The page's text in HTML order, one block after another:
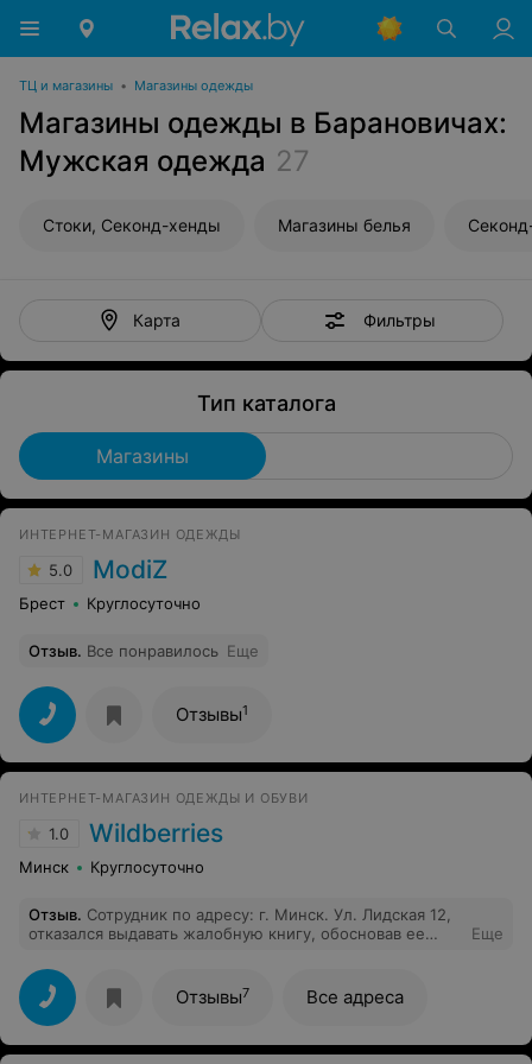
ТЦ и магазины • Магазины одежды
Магазины одежды в Барановичах:
Мужская одежда 27
Стоки, Секонд-хенды Магазины белья
Карта Фильтры
Тип каталога
Магазины
ИНТЕРНЕТ-МАГАЗИН ОДЕЖДЫ
5.0 ModiZ
Брест Круглосуточно
Отзыв. Все понравилось Еще
Отзывы1
ИНТЕРНЕТ-МАГАЗИН ОДЕЖДЫ И ОБУВИ
1.0 Wildberries
Минск Круглосуточно
Отзыв. Сотрудник по адресу: г. Минск. Ул. Лидская 12,
отказался выдавать жалобную книгу, обосновав ее
есть.
Еще
Отзывы7 Все адреса